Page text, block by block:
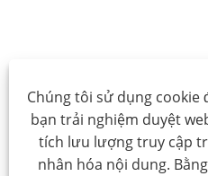
Chúng tôi sử dụng cookie
bạn trải nghiệm duyệt
tích lưu lượng truy cập
nhân hóa nội dung.